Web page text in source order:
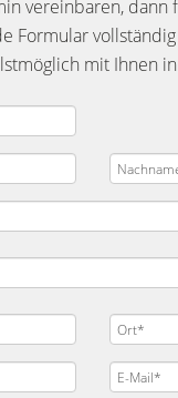
vereinbaren, dann
Formular
mit Ihnen